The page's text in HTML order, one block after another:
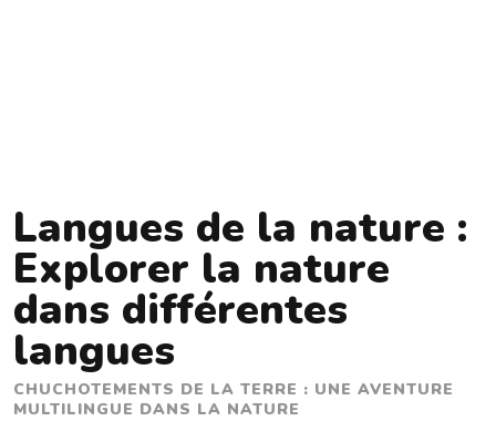
Langues de la nature :
Explorer la nature
dans différentes
langues
CHUCHOTEMENTS DE LA TERRE : UNE AVENTURE
MULTILINGUE DANS LA NATURE